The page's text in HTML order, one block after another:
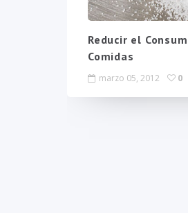
Reducir el
Comidas
marzo 05, 2012 0